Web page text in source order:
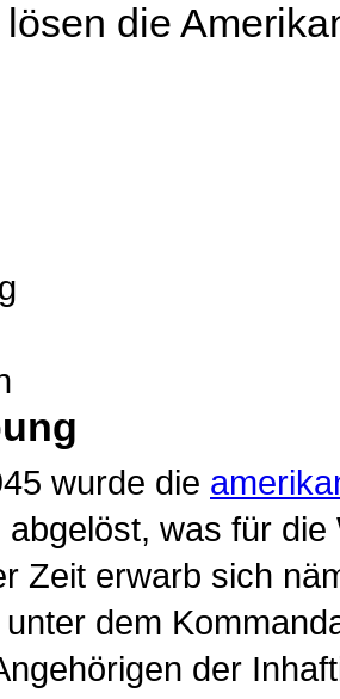
die
wurde die
was für
Zeit erwarb sich
dem
der